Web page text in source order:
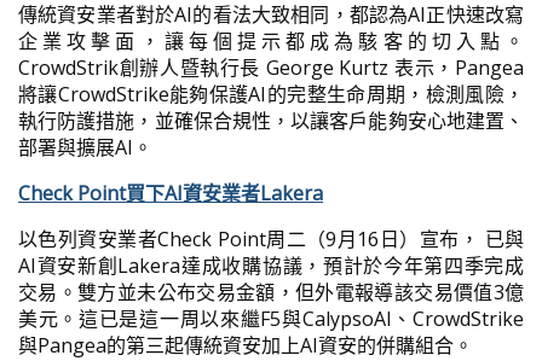
傳統資安業者對於AI的看法大致相同，都認為AI正快速改寫
企業攻擊面，讓每個提示都成為駭客的切入點。
CrowdStrik創辦人暨執行長 George Kurtz 表示，Pangea
將讓CrowdStrike能夠保護AI的完整生命周期，檢測風險，
執行防護措施，並確保合規性，以讓客戶能夠安心地建置、
部署與擴展AI。
Check Point買下AI資安業者Lakera
以色列資安業者Check Point周二（9月16日）宣布， 已與
AI資安新創Lakera達成收購協議，預計於今年第四季完成
交易。雙方並未公布交易金額，但外電報導該交易價值3億
美元。這已是這一周以來繼F5與CalypsoAI、CrowdStrike
與Pangea的第三起傳統資安加上AI資安的併購組合。